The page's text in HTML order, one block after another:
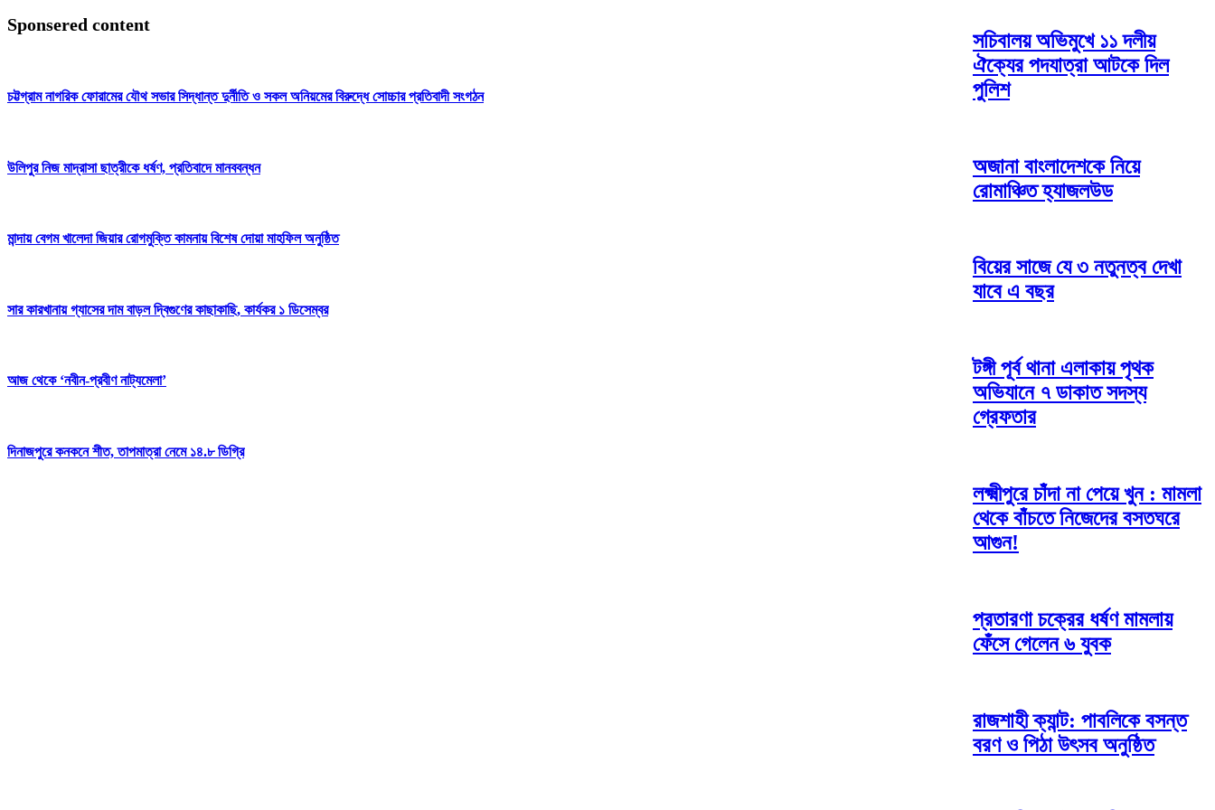
Sponsered content
চট্টগ্রাম নাগরিক ফোরামের যৌথ সভার সিদ্ধান্ত দুর্নীতি ও সকল অনিয়মের বিরুদ্ধে সোচ্চার প্রতিবাদী সংগঠন
উলিপুর নিজ মাদ্রাসা ছাত্রীকে ধর্ষণ, প্রতিবাদে মানববন্ধন
মান্দায় বেগম খালেদা জিয়ার রোগমুক্তি কামনায় বিশেষ দোয়া মাহফিল অনুষ্ঠিত
সার কারখানায় গ্যাসের দাম বাড়ল দ্বিগুণের কাছাকাছি, কার্যকর ১ ডিসেম্বর
আজ থেকে ‘নবীন-প্রবীণ নাট্যমেলা’
দিনাজপুরে কনকনে শীত, তাপমাত্রা নেমে ১৪.৮ ডিগ্রি
সচিবালয় অভিমুখে ১১ দলীয়
ঐক্যের পদযাত্রা আটকে দিল
পুলিশ
অজানা বাংলাদেশকে নিয়ে
রোমাঞ্চিত হ্যাজলউড
বিয়ের সাজে যে ৩ নতুনত্ব দেখা
যাবে এ বছর
টঙ্গী পূর্ব থানা এলাকায় পৃথক
অভিযানে ৭ ডাকাত সদস্য
গ্রেফতার
লক্ষ্মীপুরে চাঁদা না পেয়ে খুন : মামলা
থেকে বাঁচতে নিজেদের বসতঘরে
আগুন!
প্রতারণা চক্রের ধর্ষণ মামলায়
ফেঁসে গেলেন ৬ যুবক
রাজশাহী ক্যান্ট: পাবলিকে বসন্ত
বরণ ও পিঠা উৎসব অনুষ্ঠিত